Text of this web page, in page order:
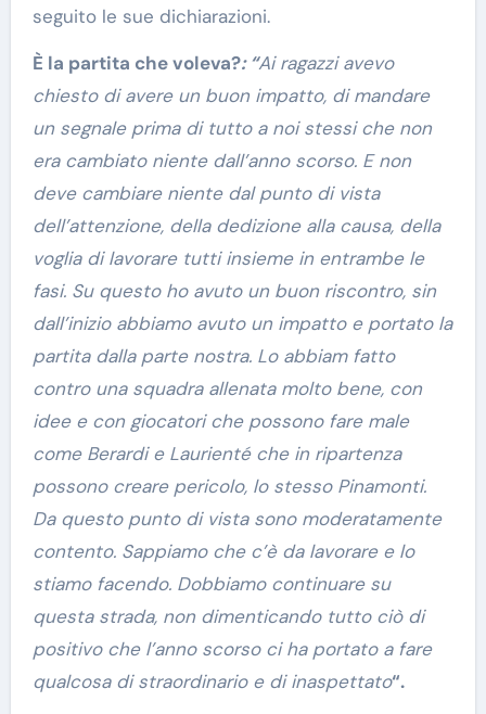
seguito le sue dichiarazioni.
È la partita che voleva?: “Ai ragazzi avevo
chiesto di avere un buon impatto, di mandare
un segnale prima di tutto a noi stessi che non
era cambiato niente dall’anno scorso. E non
deve cambiare niente dal punto di vista
dell’attenzione, della dedizione alla causa, della
voglia di lavorare tutti insieme in entrambe le
fasi. Su questo ho avuto un buon riscontro, sin
dall’inizio abbiamo avuto un impatto e portato la
partita dalla parte nostra. Lo abbiam fatto
contro una squadra allenata molto bene, con
idee e con giocatori che possono fare male
come Berardi e Laurienté che in ripartenza
possono creare pericolo, lo stesso Pinamonti.
Da questo punto di vista sono moderatamente
contento. Sappiamo che c’è da lavorare e lo
stiamo facendo. Dobbiamo continuare su
questa strada, non dimenticando tutto ciò di
positivo che l’anno scorso ci ha portato a fare
qualcosa di straordinario e di inaspettato“.